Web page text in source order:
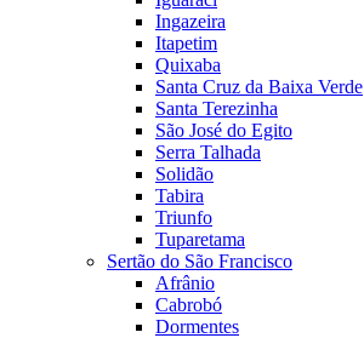
Ingazeira
Itapetim
Quixaba
Santa Cruz da Baixa Verde
Santa Terezinha
São José do Egito
Serra Talhada
Solidão
Tabira
Triunfo
Tuparetama
Sertão do São Francisco
Afrânio
Cabrobó
Dormentes